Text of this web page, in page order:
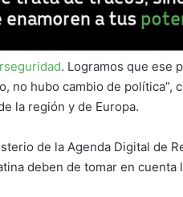
. Logramos que ese
no hubo cambio de política”,
la región y de Europa.
de la Agenda Digital de
deben de tomar en cuenta